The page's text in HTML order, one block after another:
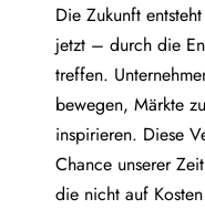
Die Zukunft
jetzt – durch die
treffen.
bewegen, Märkte
inspirieren. Diese
Chance unserer
die nicht auf